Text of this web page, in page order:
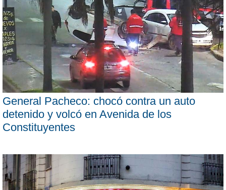
General Pacheco: chocó contra un auto
detenido y volcó en Avenida de los
Constituyentes